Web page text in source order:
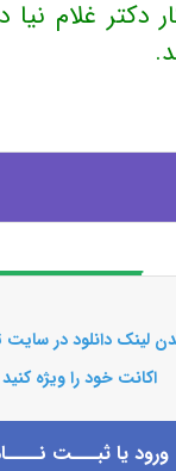
لینک دانلود در
اکانت خود را ویژه کنید
ورود یا ثبـــت